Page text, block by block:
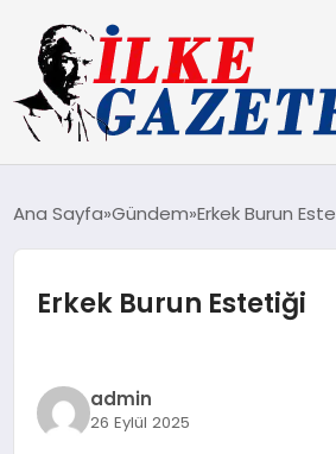
TEKNOLOJI
SPOR
MAGAZIN
Ana Sayfa Gündem Erkek Burun
Erkek Burun Estetiği
admin
26 Eylül 2025